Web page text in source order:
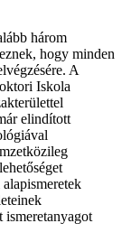
három
hogy minden
A
Iskola
elindított
ismeretanyagot